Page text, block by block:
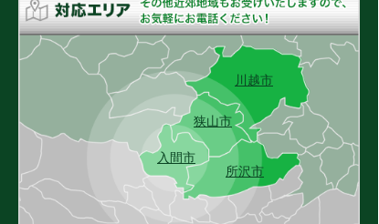
入間市
狭山市
所沢市
川越市